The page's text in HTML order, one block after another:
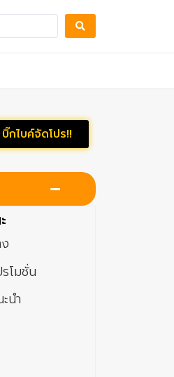
บิ๊กไบค์จัดโปร!!
โมชั่น
นำ